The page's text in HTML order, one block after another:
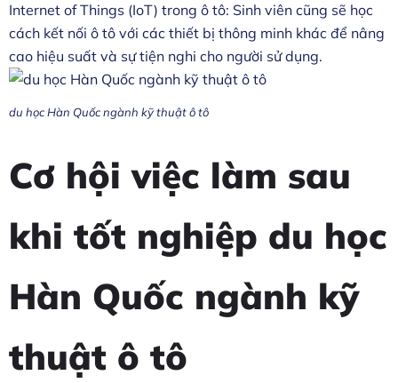
Internet of Things (IoT) trong ô tô: Sinh viên cũng sẽ học
cách kết nối ô tô với các thiết bị thông minh khác để nâng
cao hiệu suất và sự tiện nghi cho người sử dụng.
du học Hàn Quốc ngành kỹ thuật ô tô
Cơ hội việc làm sau
khi tốt nghiệp du học
Hàn Quốc ngành kỹ
thuật ô tô